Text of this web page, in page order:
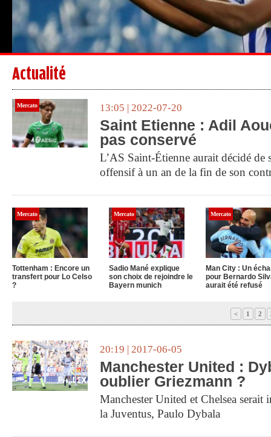
Actualité
Mercato 13:05 | 2022-07-20
Saint Etienne : Adil
pas conservé
L’AS Saint-Étienne aurait décidé de
offensif à un an de la fin de son
Mercato
Tottenham : Encore un
transfert pour Lo Celso
?
Mercato
Sadio Mané explique
son choix de rejoindre le
Bayern munich
Mercato
Man City : Un
pour Bernardo
aurait été refusé
< 1 2
20:19 | 2017-06-05
Manchester United :
oublier Griezmann ?
Manchester United et Chelsea serait
la Juventus, Paulo Dybala